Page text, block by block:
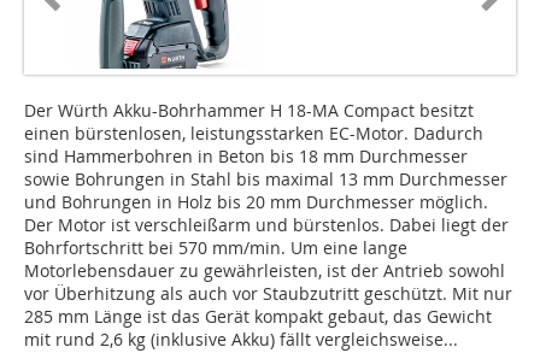
Der Würth Akku-Bohrhammer H 18-MA Compact besitzt
einen bürstenlosen, leistungsstarken EC-Motor. Dadurch
sind Hammerbohren in Beton bis 18 mm Durchmesser
sowie Bohrungen in Stahl bis maximal 13 mm Durchmesser
und Bohrungen in Holz bis 20 mm Durchmesser möglich.
Der Motor ist verschleißarm und bürstenlos. Dabei liegt der
Bohrfortschritt bei 570 mm/min. Um eine lange
Motorlebensdauer zu gewährleisten, ist der Antrieb sowohl
vor Überhitzung als auch vor Staubzutritt geschützt. Mit nur
285 mm Länge ist das Gerät kompakt gebaut, das Gewicht
mit rund 2,6 kg (inklusive Akku) fällt vergleichsweise...